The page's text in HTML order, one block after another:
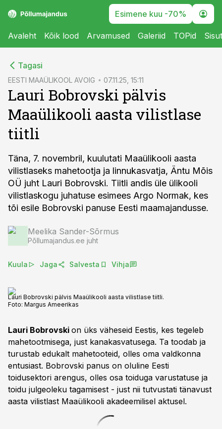
Esimene kuu -70%
Avaleht Kõik lood Arvamused Galeriid TOPid
Tagasi
EESTI MAAÜLIKOOL AVOIG 07.11.25, 15:11
Lauri Bobrovski pälvis
Maaülikooli aasta vilistlase
tiitli
Täna, 7. novembril, kuulutati Maaülikooli aasta
vilistlaseks mahetootja ja linnukasvatja, Äntu Mõis
OÜ juht Lauri Bobrovski. Tiitli andis üle ülikooli
vilistlaskogu juhatuse esimees Argo Normak, kes
tõi esile Bobrovski panuse Eesti maamajandusse.
Meelika Sander-Sõrmus
Põllumajandus.ee juht
Kuula Jaga Salvesta Vihja
Lauri Bobrovski pälvis Maaülikooli aasta vilistlase tiitli.
Foto: Margus Ameerikas
Lauri Bobrovski on üks väheseid Eestis, kes tegeleb
mahetootmisega, just kanakasvatusega. Ta toodab ja
turustab edukalt mahetooteid, olles oma valdkonna
entusiast. Bobrovski panus on oluline Eesti
toidusektori arengus, olles osa toiduga varustatuse ja
toidu julgeoleku tagamisest - just nii tutvustati tänavust
aasta vilistlast Maaülikooli akadeemilisel aktusel.